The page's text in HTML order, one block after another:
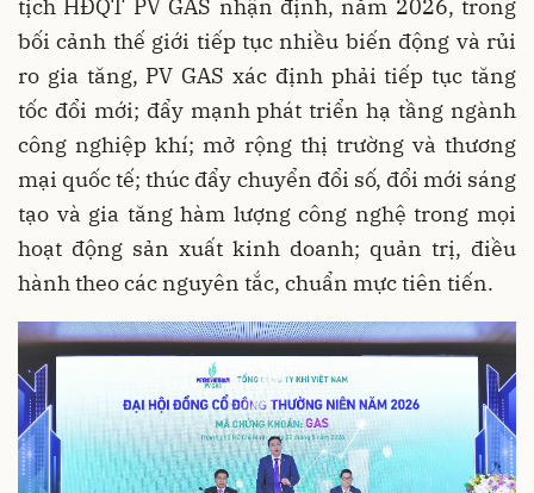
tịch HĐQT PV GAS nhận định, năm 2026, trong
bối cảnh thế giới tiếp tục nhiều biến động và rủi
ro gia tăng, PV GAS xác định phải tiếp tục tăng
tốc đổi mới; đẩy mạnh phát triển hạ tầng ngành
công nghiệp khí; mở rộng thị trường và thương
mại quốc tế; thúc đẩy chuyển đổi số, đổi mới sáng
tạo và gia tăng hàm lượng công nghệ trong mọi
hoạt động sản xuất kinh doanh; quản trị, điều
hành theo các nguyên tắc, chuẩn mực tiên tiến.